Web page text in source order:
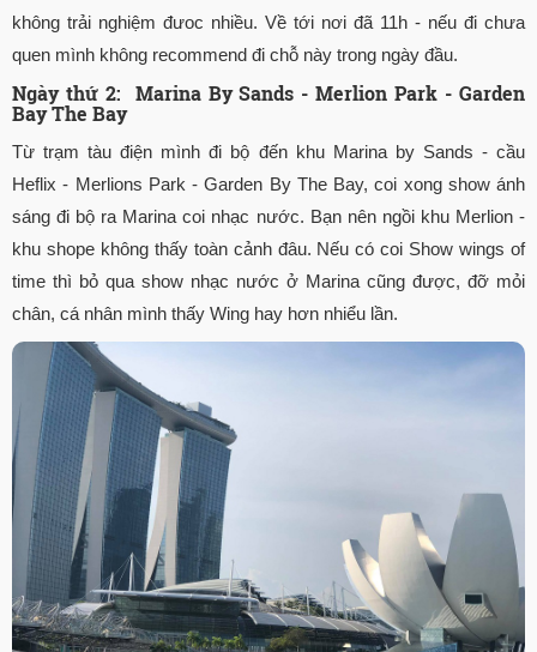
không trải nghiệm đưoc nhiều. Về tới nơi đã 11h - nếu đi chưa
quen mình không recommend đi chỗ này trong ngày đầu.
Ngày thứ 2: Marina By Sands - Merlion Park - Garden
Bay The Bay
Từ trạm tàu điện mình đi bộ đến khu Marina by Sands - cầu
Heflix - Merlions Park - Garden By The Bay, coi xong show ánh
sáng đi bộ ra Marina coi nhạc nước. Bạn nên ngồi khu Merlion -
khu shope không thấy toàn cảnh đâu. Nếu có coi Show wings of
time thì bỏ qua show nhạc nước ở Marina cũng được, đỡ mỏi
chân, cá nhân mình thấy Wing hay hơn nhiểu lần.